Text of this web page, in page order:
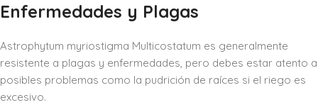
Enfermedades y Plagas
Astrophytum myriostigma Multicostatum es generalmente
resistente a plagas y enfermedades, pero debes estar atento a
posibles problemas como la pudrición de raíces si el riego es
excesivo.